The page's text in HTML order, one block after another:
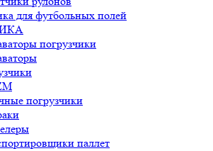
для футбольных полей
погрузчики
погрузчики
паллет